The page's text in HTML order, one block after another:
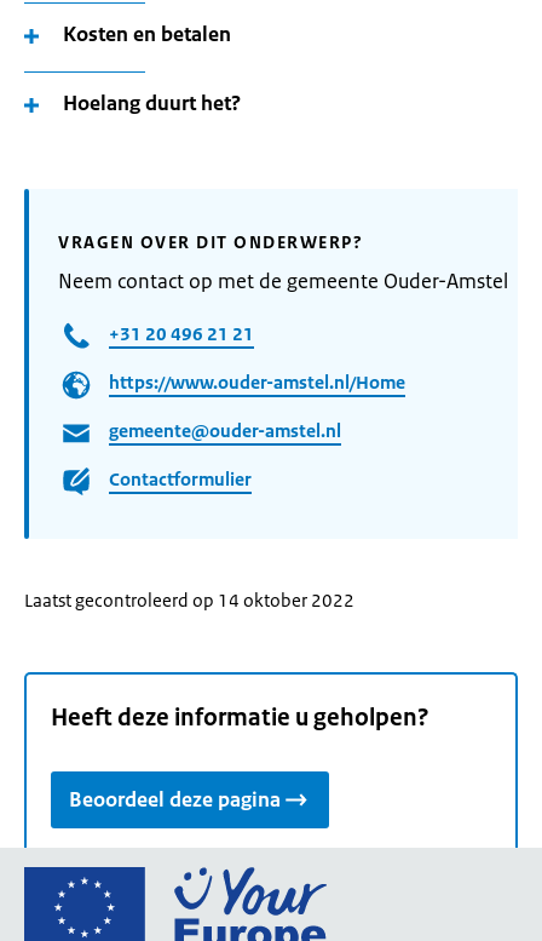
Kosten en betalen
Hoelang duurt het?
VRAGEN OVER DIT ONDERWERP?
Neem contact op met de gemeente Ouder-Amstel
+31 20 496 21 21
https://www.ouder-amstel.nl/Home
gemeente@ouder-amstel.nl
Contactformulier
Laatst gecontroleerd op 14 oktober 2022
Heeft deze informatie u geholpen?
Beoordeel deze pagina
Ga